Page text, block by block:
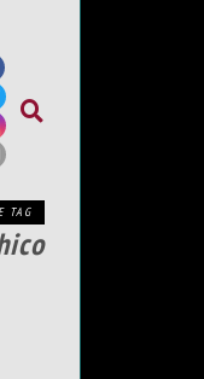
TAG